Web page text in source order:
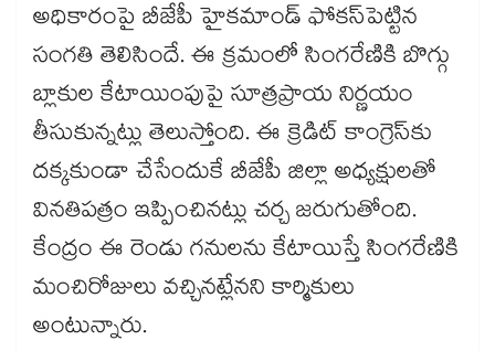
అధికారంపై బీజేపీ హైకమాండ్ ఫోకస్​పెట్టిన
సంగతి తెలిసిందే. ఈ క్రమంలో సింగరేణికి బొగ్గు
బ్లాకుల కేటాయింపుపై సూత్రప్రాయ నిర్ణయం
తీసుకున్నట్లు తెలుస్తోంది. ఈ క్రెడిట్ కాంగ్రెస్‌‌కు
దక్కకుండా చేసేందుకే బీజేపీ జిల్లా అధ్యక్షులతో
వినతిపత్రం ఇప్పించినట్లు చర్చ జరుగుతోంది.
కేంద్రం ఈ రెండు గనులను కేటాయిస్తే సింగరేణికి
మంచిరోజులు వచ్చినట్లేనని కార్మికులు
అంటున్నారు.